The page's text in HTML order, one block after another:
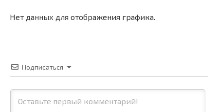
Нет данных для отображения графика.
Подписаться